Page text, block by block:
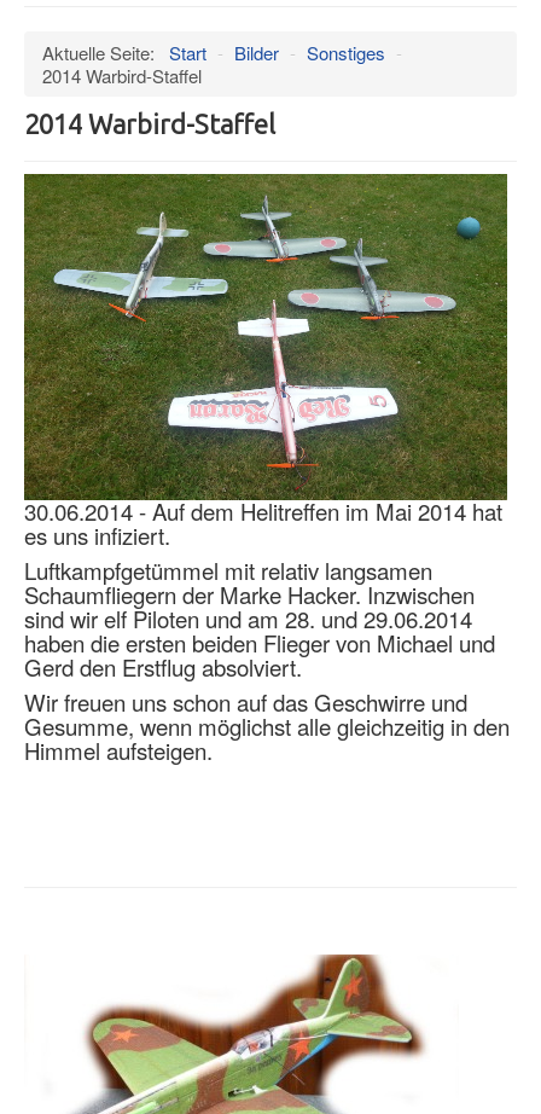
Datenschutz
Wind
Hangar
Bilder
Videos
Museum
Mitglieder
Presseschau
Ältere Artikel
Aktuelle Seite: Start - Bilder - Sonstiges -
2014 Warbird-Staffel
2014 Warbird-Staffel
30.06.2014 - Auf dem Helitreffen im Mai 2014 hat
es uns infiziert.
Luftkampfgetümmel mit relativ langsamen
Schaumfliegern der Marke Hacker. Inzwischen
sind wir elf Piloten und am 28. und 29.06.2014
haben die ersten beiden Flieger von Michael und
Gerd den Erstflug absolviert.
Wir freuen uns schon auf das Geschwirre und
Gesumme, wenn möglichst alle gleichzeitig in den
Himmel aufsteigen.